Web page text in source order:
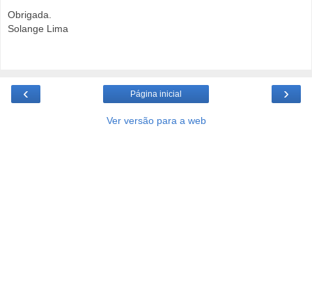
Obrigada.
Solange Lima
‹ ›
Página inicial
Ver versão para a web